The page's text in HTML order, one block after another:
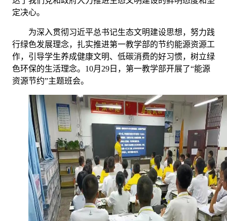
定决心。
为深入贯彻习近平总书记生态文明建设思想，努力践
行绿色发展理念，扎实推进第一教学部的节约能源资源工
作，引导学生养成健康文明、低碳消费的好习惯，树立绿
色环保的生活理念。10月29日，第一教学部开展了“能源
资源节约”主题班会。